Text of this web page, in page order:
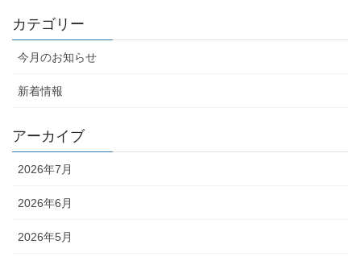
カテゴリー
今月のお知らせ
新着情報
アーカイブ
2026年7月
2026年6月
2026年5月